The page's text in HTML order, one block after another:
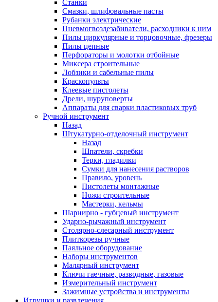
Станки
Смазки, шлифовальные пасты
Рубанки электрические
Пневмогвоздезабиватели, расходники к ним
Пилы циркулярные и торцовочные, фрезеры
Пилы цепные
Перфораторы и молотки отбойные
Миксера строительные
Лобзики и сабельные пилы
Краскопульты
Клеевые пистолеты
Дрели, шуруповерты
Аппараты для сварки пластиковых труб
Ручной инструмент
Назад
Штукатурно-отделочный инструмент
Назад
Шпатели, скребки
Терки, гладилки
Сумки для нанесения растворов
Правило, уровень
Пистолеты монтажные
Ножи строительные
Мастерки, кельмы
Шарнирно - губцевый инструмент
Ударно-рычажный инструмент
Столярно-слесарный инструмент
Плиткорезы ручные
Паяльное оборудование
Наборы инструментов
Малярный инструмент
Ключи гаечные, разводные, газовые
Измерительный инструмент
Зажимные устройства и инструменты
Игрушки и развлечения